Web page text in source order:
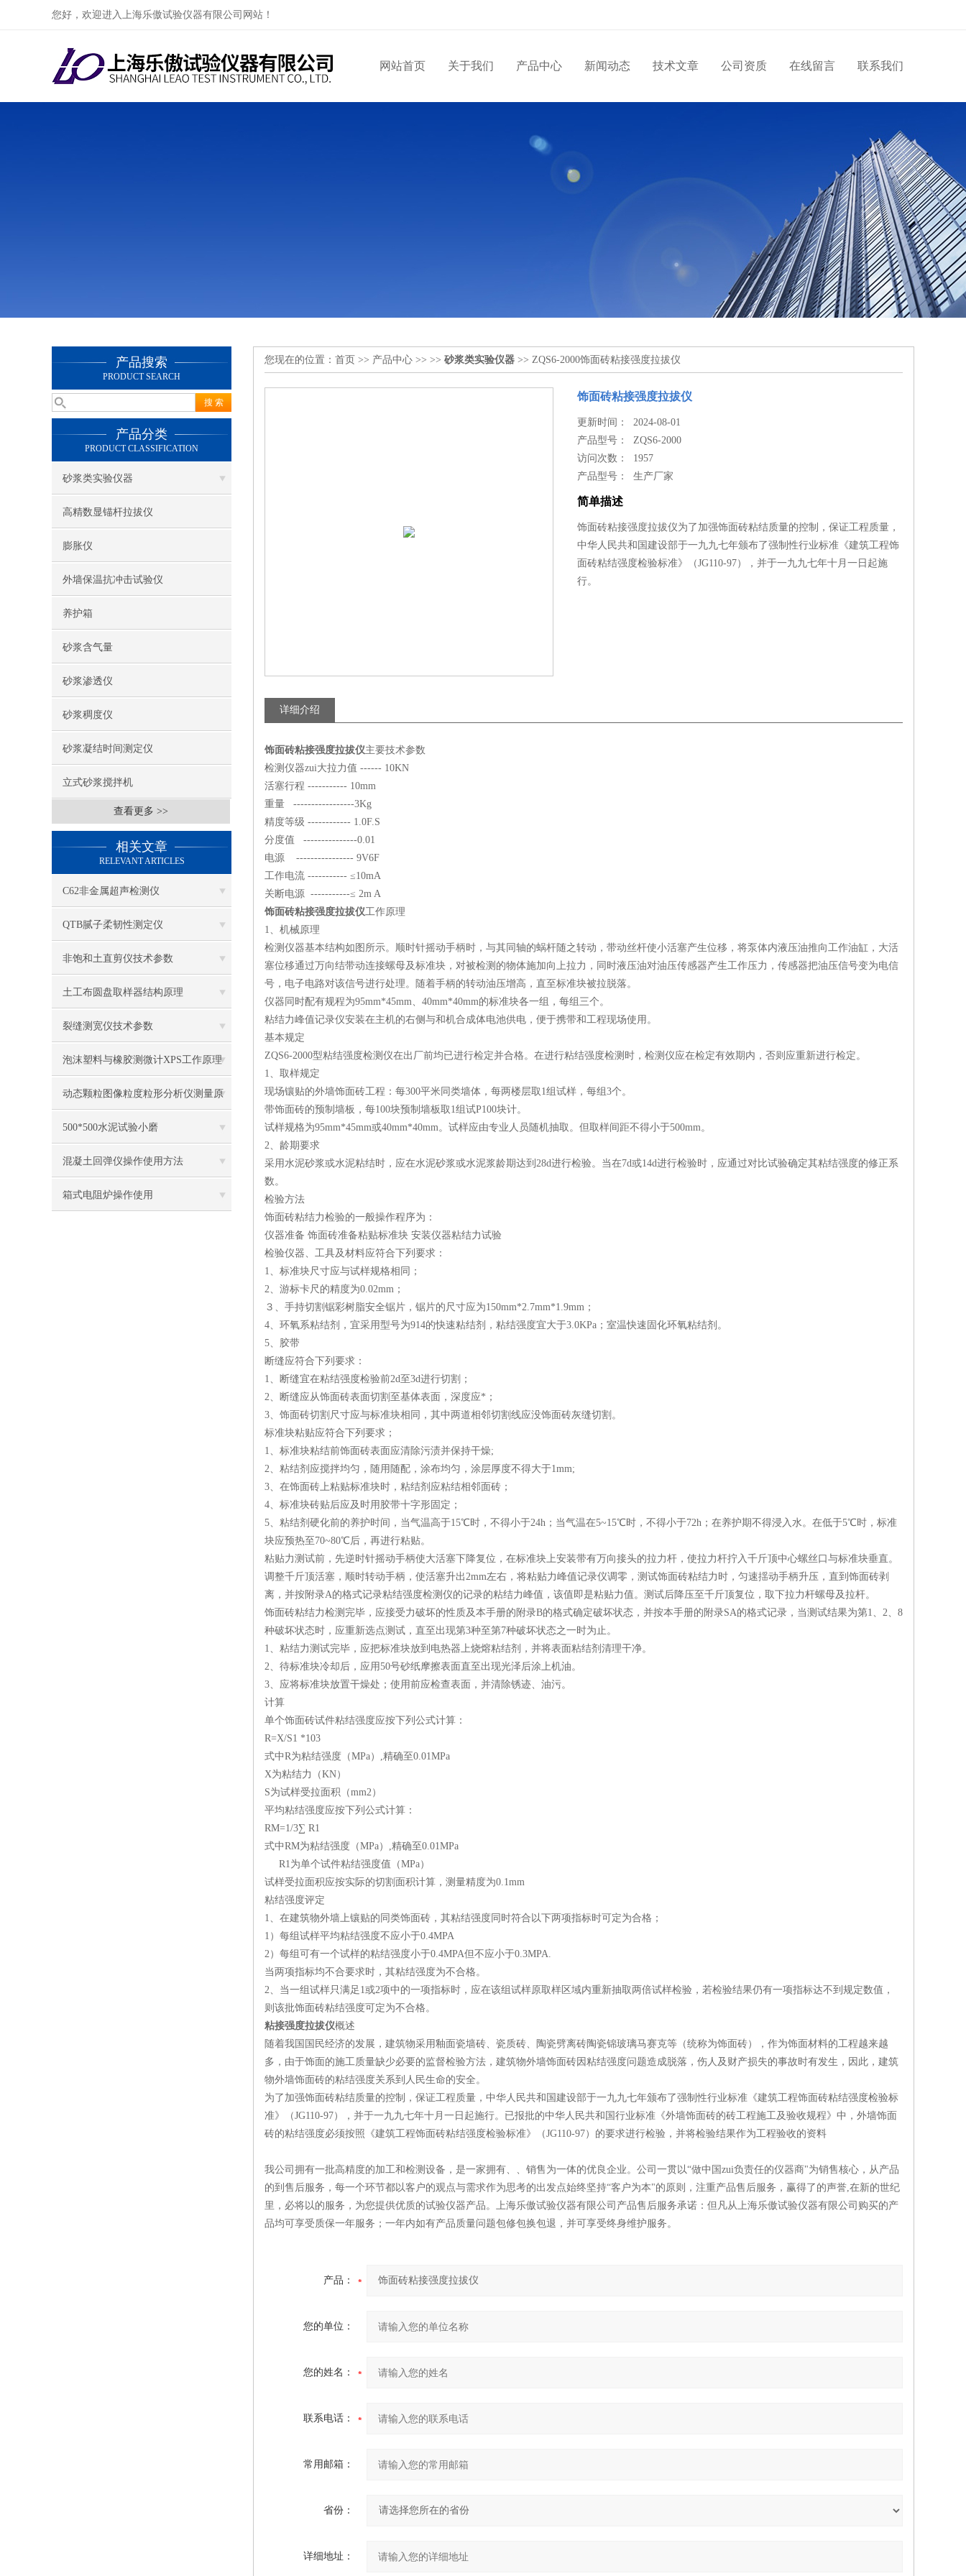
您好，欢迎进入上海乐傲试验仪器有限公司网站！
网站首页 关于我们 产品中心 新闻动态 技术文章 公司资质 在线留言 联系我们
产品搜索
PRODUCT SEARCH
产品分类
PRODUCT CLASSIFICATION
砂浆类实验仪器
高精数显锚杆拉拔仪
膨胀仪
外墙保温抗冲击试验仪
养护箱
砂浆含气量
砂浆渗透仪
砂浆稠度仪
砂浆凝结时间测定仪
立式砂浆搅拌机
查看更多 >>
相关文章
RELEVANT ARTICLES
C62非金属超声检测仪
QTB腻子柔韧性测定仪
非饱和土直剪仪技术参数
土工布圆盘取样器结构原理
裂缝测宽仪技术参数
泡沫塑料与橡胶测微计XPS工作原理
及操作使用
动态颗粒图像粒度粒形分析仪测量原
理
500*500水泥试验小磨
混凝土回弹仪操作使用方法
箱式电阻炉操作使用
您现在的位置： 首页 >> 产品中心 >> >> 砂浆类实验仪器 >> ZQS6-2000饰面砖粘接强度拉拔仪
饰面砖粘接强度拉拔仪
更新时间： 2024-08-01
产品型号：ZQS6-2000
访问次数： 1957
产品型号： 生产厂家
简单描述
饰面砖粘接强度拉拔仪为了加强饰面砖粘结质量的控制，保证工程质量，
中华人民共和国建设部于一九九七年颁布了强制性行业标准《建筑工程饰
面砖粘结强度检验标准》（JG110-97），并于一九九七年十月一日起施
行。
详细介绍
饰面砖粘接强度拉拔仪主要技术参数
检测仪器zui大拉力值 ------ 10KN
活塞行程 ----------- 10mm
重量 -----------------3Kg
精度等级 ------------ 1.0F.S
分度值 ---------------0.01
电源 ---------------- 9V6F
工作电流 ----------- ≤10mA
关断电源 -----------≤ 2m A
饰面砖粘接强度拉拔仪工作原理
1、机械原理
检测仪器基本结构如图所示。顺时针摇动手柄时，与其同轴的蜗杆随之转动，带动丝杆使小活塞产生位移，将泵体内液压油推向工作油缸，大活
塞位移通过万向结带动连接螺母及标准块，对被检测的物体施加向上拉力，同时液压油对油压传感器产生工作压力，传感器把油压信号变为电信
号，电子电路对该信号进行处理。随着手柄的转动油压增高，直至标准块被拉脱落。
仪器同时配有规程为95mm*45mm、40mm*40mm的标准块各一组，每组三个。
粘结力峰值记录仪安装在主机的右侧与和机合成体电池供电，便于携带和工程现场使用。
基本规定
ZQS6-2000型粘结强度检测仪在出厂前均已进行检定并合格。在进行粘结强度检测时，检测仪应在检定有效期内，否则应重新进行检定。
1、取样规定
现场镶贴的外墙饰面砖工程：每300平米同类墙体，每两楼层取1组试样，每组3个。
带饰面砖的预制墙板，每100块预制墙板取1组试P100块计。
试样规格为95mm*45mm或40mm*40mm。试样应由专业人员随机抽取。但取样间距不得小于500mm。
2、龄期要求
采用水泥砂浆或水泥粘结时，应在水泥砂浆或水泥浆龄期达到28d进行检验。当在7d或14d进行检验时，应通过对比试验确定其粘结强度的修正系
数。
检验方法
饰面砖粘结力检验的一般操作程序为：
仪器准备 饰面砖准备粘贴标准块 安装仪器粘结力试验
检验仪器、工具及材料应符合下列要求：
1、标准块尺寸应与试样规格相同；
2、游标卡尺的精度为0.02mm；
３、手持切割锯彩树脂安全锯片，锯片的尺寸应为150mm*2.7mm*1.9mm；
4、环氧系粘结剂，宜采用型号为914的快速粘结剂，粘结强度宜大于3.0KPa；室温快速固化环氧粘结剂。
5、胶带
断缝应符合下列要求：
1、断缝宜在粘结强度检验前2d至3d进行切割；
2、断缝应从饰面砖表面切割至基体表面，深度应*；
3、饰面砖切割尺寸应与标准块相同，其中两道相邻切割线应没饰面砖灰缝切割。
标准块粘贴应符合下列要求；
1、标准块粘结前饰面砖表面应清除污渍并保持干燥;
2、粘结剂应搅拌均匀，随用随配，涂布均匀，涂层厚度不得大于1mm;
3、在饰面砖上粘贴标准块时，粘结剂应粘结相邻面砖；
4、标准块砖贴后应及时用胶带十字形固定；
5、粘结剂硬化前的养护时间，当气温高于15℃时，不得小于24h；当气温在5~15℃时，不得小于72h；在养护期不得浸入水。在低于5℃时，标准
块应预热至70~80℃后，再进行粘贴。
粘贴力测试前，先逆时针摇动手柄使大活塞下降复位，在标准块上安装带有万向接头的拉力杆，使拉力杆拧入千斤顶中心螺丝口与标准块垂直。
调整千斤顶活塞，顺时转动手柄，使活塞升出2mm左右，将粘贴力峰值记录仪调零，测试饰面砖粘结力时，匀速揺动手柄升压，直到饰面砖剥
离，并按附录A的格式记录粘结强度检测仪的记录的粘结力峰值，该值即是粘贴力值。测试后降压至千斤顶复位，取下拉力杆螺母及拉杆。
饰面砖粘结力检测完毕，应接受力破坏的性质及本手册的附录B的格式确定破坏状态，并按本手册的附录SA的格式记录，当测试结果为第1、2、8
种破坏状态时，应重新选点测试，直至出现第3种至第7种破坏状态之一时为止。
1、粘结力测试完毕，应把标准块放到电热器上烧熔粘结剂，并将表面粘结剂清理干净。
2、待标准块冷却后，应用50号砂纸摩擦表面直至出现光泽后涂上机油。
3、应将标准块放置干燥处；使用前应检查表面，并清除锈迹、油污。
计算
单个饰面砖试件粘结强度应按下列公式计算：
R=X/S1 *103
式中R为粘结强度（MPa）,精确至0.01MPa
X为粘结力（KN）
S为试样受拉面积（mm2）
平均粘结强度应按下列公式计算：
RM=1/3∑ R1
式中RM为粘结强度（MPa）,精确至0.01MPa
R1为单个试件粘结强度值（MPa）
试样受拉面积应按实际的切割面积计算，测量精度为0.1mm
粘结强度评定
1、在建筑物外墙上镶贴的同类饰面砖，其粘结强度同时符合以下两项指标时可定为合格；
1）每组试样平均粘结强度不应小于0.4MPA
2）每组可有一个试样的粘结强度小于0.4MPA但不应小于0.3MPA.
当两项指标均不合要求时，其粘结强度为不合格。
2、当一组试样只满足1或2项中的一项指标时，应在该组试样原取样区域内重新抽取两倍试样检验，若检验结果仍有一项指标达不到规定数值，
则该批饰面砖粘结强度可定为不合格。
粘接强度拉拔仪概述
随着我国国民经济的发展，建筑物采用釉面瓷墙砖、瓷质砖、陶瓷劈离砖陶瓷锦玻璃马赛克等（统称为饰面砖），作为饰面材料的工程越来越
多，由于饰面的施工质量缺少必要的监督检验方法，建筑物外墙饰面砖因粘结强度问题造成脱落，伤人及财产损失的事故时有发生，因此，建筑
物外墙饰面砖的粘结强度关系到人民生命的安全。
为了加强饰面砖粘结质量的控制，保证工程质量，中华人民共和国建设部于一九九七年颁布了强制性行业标准《建筑工程饰面砖粘结强度检验标
准》（JG110-97），并于一九九七年十月一日起施行。已报批的中华人民共和国行业标准《外墙饰面砖的砖工程施工及验收规程》中，外墙饰面
砖的粘结强度必须按照《建筑工程饰面砖粘结强度检验标准》（JG110-97）的要求进行检验，并将检验结果作为工程验收的资料
我公司拥有一批高精度的加工和检测设备，是一家拥有、、销售为一体的优良企业。公司一贯以“做中国zui负责任的仪器商"为销售核心，从产品
的到售后服务，每一个环节都以客户的观点与需求作为思考的出发点始终坚持“客户为本"的原则，注重产品售后服务，赢得了的声誉,在新的世纪
里，必将以的服务，为您提供优质的试验仪器产品。上海乐傲试验仪器有限公司产品售后服务承诺：但凡从上海乐傲试验仪器有限公司购买的产
品均可享受质保一年服务；一年内如有产品质量问题包修包换包退，并可享受终身维护服务。
产品：
您的单位：
您的姓名：
联系电话：
常用邮箱：
省份：
详细地址：